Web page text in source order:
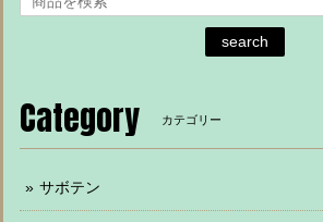
search
Category カテゴリー
サボテン